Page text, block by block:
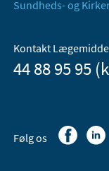
Sundheds- og
Kontakt
44 88 95 95
Følg os